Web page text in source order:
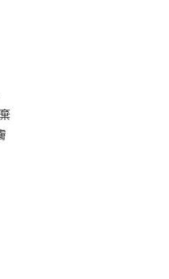
遠東國際商業銀行
永豐商業銀行
戶可立即使用無須另外申請。
立後會自動跳轉到大哥付的交易